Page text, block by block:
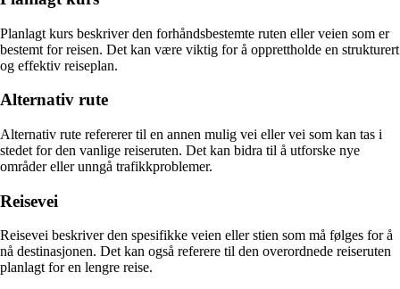
Planlagt kurs beskriver den forhåndsbestemte ruten eller veien som er
bestemt for reisen. Det kan være viktig for å opprettholde en strukturert
og effektiv reiseplan.
Alternativ rute
Alternativ rute refererer til en annen mulig vei eller vei som kan tas i
stedet for den vanlige reiseruten. Det kan bidra til å utforske nye
områder eller unngå trafikkproblemer.
Reisevei
Reisevei beskriver den spesifikke veien eller stien som må følges for å
nå destinasjonen. Det kan også referere til den overordnede reiseruten
planlagt for en lengre reise.